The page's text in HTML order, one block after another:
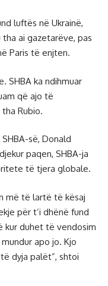
luftës në Ukrainë,
ai gazetarëve, pas
Paris të enjten.
SHBA ka ndihmuar
që ajo të
Rubio.
së, Donald
paqen, SHBA-ja
të tjera globale.
më të lartë të kësaj
për t’i dhënë fund
kur duhet të vendosim
apo jo. Kjo
dyja palët”, shtoi